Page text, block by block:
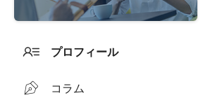
プロフィール
コラム